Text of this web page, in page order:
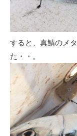
すると、真鯖のメ
た・・。